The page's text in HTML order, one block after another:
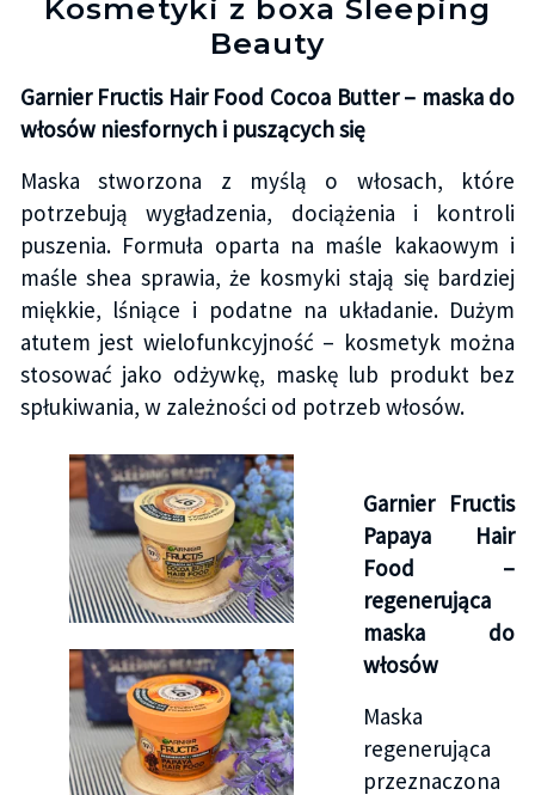
Kosmetyki z boxa Sleeping
Beauty
Garnier Fructis Hair Food Cocoa Butter – maska do
włosów niesfornych i puszących się
Maska stworzona z myślą o włosach, które
potrzebują wygładzenia, dociążenia i kontroli
puszenia. Formuła oparta na maśle kakaowym i
maśle shea sprawia, że kosmyki stają się bardziej
miękkie, lśniące i podatne na układanie. Dużym
atutem jest wielofunkcyjność – kosmetyk można
stosować jako odżywkę, maskę lub produkt bez
spłukiwania, w zależności od potrzeb włosów.
Garnier Fructis
Papaya Hair
Food –
regenerująca
maska do
włosów
Maska
regenerująca
przeznaczona